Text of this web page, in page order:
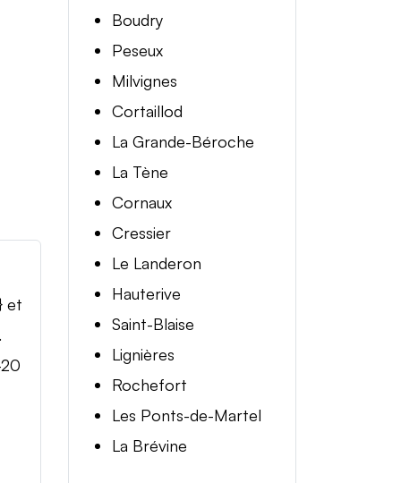
et
Boudry
Peseux
Milvignes
Cortaillod
La Grande-Béroche
La Tène
Cornaux
Cressier
Le Landeron
Hauterive
Saint-Blaise
Lignières
Rochefort
Les Ponts-de-Martel
La Brévine